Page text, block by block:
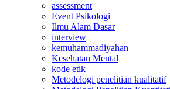
assessment
Event Psikologi
Ilmu Alam Dasar
interview
kemuhammadiyahan
Kesehatan Mental
kode etik
Metodelogi penelitian kualitatif